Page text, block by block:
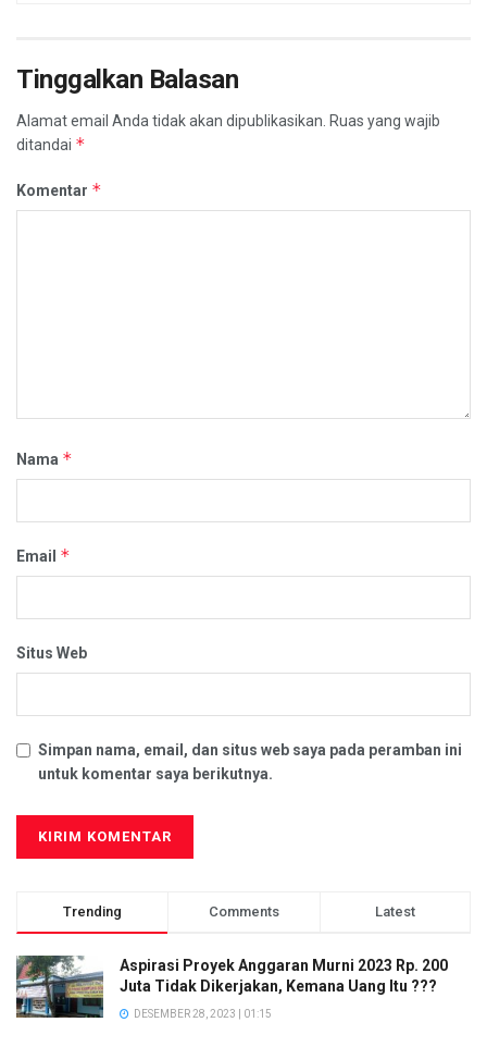
Tinggalkan Balasan
Alamat email Anda tidak akan dipublikasikan. Ruas yang wajib
ditandai *
Komentar *
Nama *
Email *
Situs Web
Simpan nama, email, dan situs web saya pada peramban ini
untuk komentar saya berikutnya.
Trending Comments Latest
Aspirasi Proyek Anggaran Murni 2023 Rp. 200
Juta Tidak Dikerjakan, Kemana Uang Itu ???
DESEMBER 28, 2023 | 01:15